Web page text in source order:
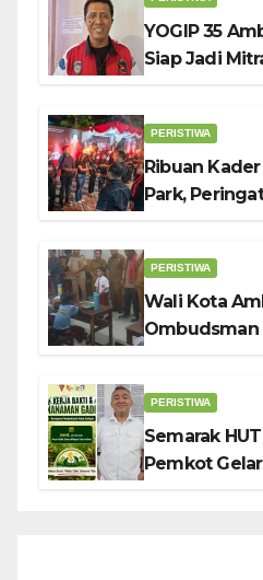
YOGIP 35
Siap Jadi
PERISTIWA
Ribuan
Park,
PERISTIWA
Wali Kota
Ombudsman
PERISTIWA
Semarak
Pemkot